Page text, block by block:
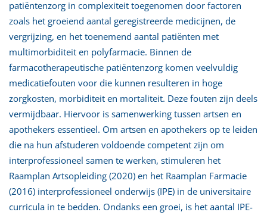
patiëntenzorg in complexiteit toegenomen door factoren
zoals het groeiend aantal geregistreerde medicijnen, de
vergrijzing, en het toenemend aantal patiënten met
multimorbiditeit en polyfarmacie. Binnen de
farmacotherapeutische patiëntenzorg komen veelvuldig
medicatiefouten voor die kunnen resulteren in hoge
zorgkosten, morbiditeit en mortaliteit. Deze fouten zijn deels
vermijdbaar. Hiervoor is samenwerking tussen artsen en
apothekers essentieel. Om artsen en apothekers op te leiden
die na hun afstuderen voldoende competent zijn om
interprofessioneel samen te werken, stimuleren het
Raamplan Artsopleiding (2020) en het Raamplan Farmacie
(2016) interprofessioneel onderwijs (IPE) in de universitaire
curricula in te bedden. Ondanks een groei, is het aantal IPE-